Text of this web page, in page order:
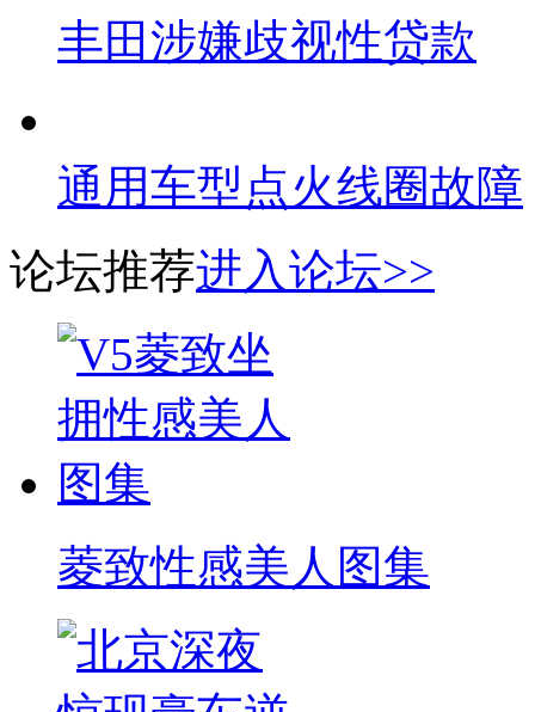
丰田涉嫌歧视性贷款
通用车型点火线圈故障
论坛推荐进入论坛>>
菱致性感美人图集